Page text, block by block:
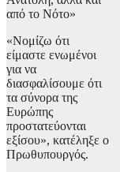
από το Νότο»
«Νομίζω ότι
είμαστε ενωμένοι
για να
διασφαλίσουμε ότι
τα σύνορα της
Ευρώπης
προστατεύονται
εξίσου», κατέληξε ο
Πρωθυπουργός.